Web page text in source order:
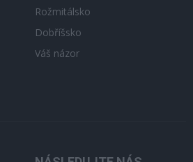
Rožmitálsko
Dobříšsko
Váš názor